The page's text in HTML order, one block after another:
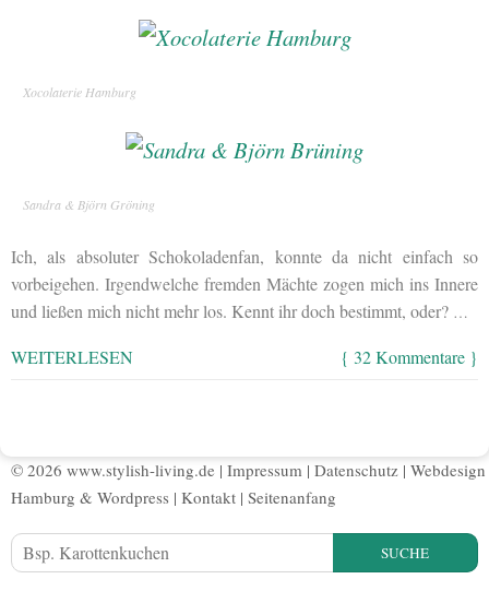
Xocolaterie Hamburg
Sandra & Björn Gröning
Ich, als absoluter Schokoladenfan, konnte da nicht einfach so
vorbeigehen. Irgendwelche fremden Mächte zogen mich ins Innere
und ließen mich nicht mehr los. Kennt ihr doch bestimmt, oder? …
WEITERLESEN { 32 Kommentare }
© 2026 www.stylish-living.de | Impressum | Datenschutz | Webdesign
Hamburg & Wordpress | Kontakt | Seitenanfang
SUCHE